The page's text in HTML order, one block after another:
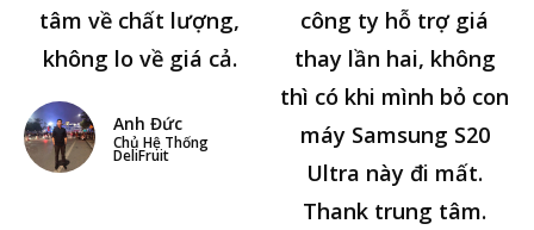
tâm về chất lượng,
không lo về giá cả.
Anh Đức
Chủ Hệ Thống
DeliFruit
công ty hỗ trợ giá
thay lần hai, không
thì có khi mình bỏ con
máy Samsung S20
Ultra này đi mất.
Thank trung tâm.